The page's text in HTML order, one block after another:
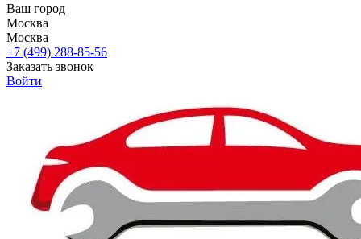
Ваш город
Москва
Москва
+7 (499) 288-85-56
Заказать звонок
Войти